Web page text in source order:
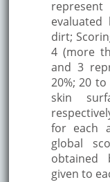
evaluated
dirt;
4 (more
and 3
20%; 20
skin
for each
global
obtained
given to